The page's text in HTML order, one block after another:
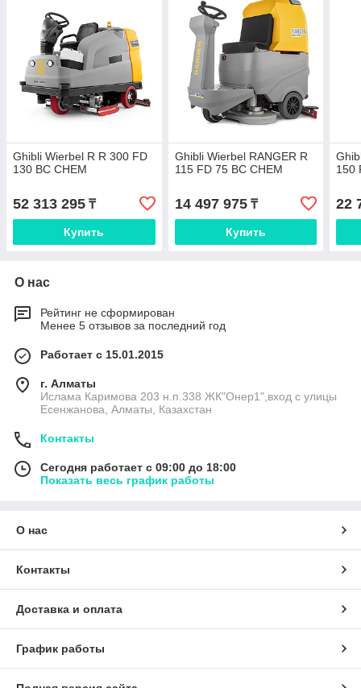
Ghibli Wierbel R R 300 FD
130 BC CHEM
52 313 295 ₸
Купить
Ghibli Wierbel RANGER R
115 FD 75 BC CHEM
14 497 975₸
Купить
150
22
О нас
Рейтинг не сформирован
Менее 5 отзывов за последний год
Работает с 15.01.2015
г. Алматы
Ислама Каримова 203 н.п.338 ЖК"Онер1",вход с улицы
Есенжанова, Алматы, Казахстан
Контакты
Сегодня работает с 09:00 до 18:00
Показать весь график работы
О нас
Контакты
Доставка и оплата
График работы